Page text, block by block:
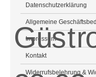
Datenschutzerklärung
Allgemeine
Impressum
Kontakt
Widerrufsbelehrung &